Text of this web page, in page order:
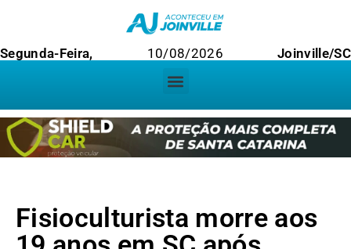
Segunda-Feira, 10/08/2026 Joinville/SC
Fisioculturista morre aos